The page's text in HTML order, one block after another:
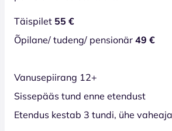
Täispilet 55 €
Õpilane/ tudeng/ pensionär 49 €
Vanusepiirang 12+
Sissepääs tund enne etendust
Etendus kestab 3 tundi, ühe